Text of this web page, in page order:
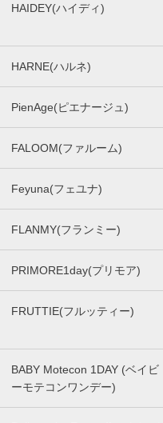
HAIDEY(ハイディ)
HARNE(ハルネ)
PienAge(ピエナージュ)
FALOOM(ファルーム)
Feyuna(フェユナ)
FLANMY(フランミー)
PRIMORE1day(プリモア)
FRUTTIE(フルッティー)
BABY Motecon 1DAY (ベイビ
ーモテコンワンデー)